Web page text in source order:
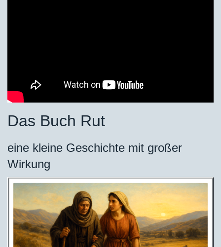
Das Buch Rut
eine kleine Geschichte mit großer
Wirkung